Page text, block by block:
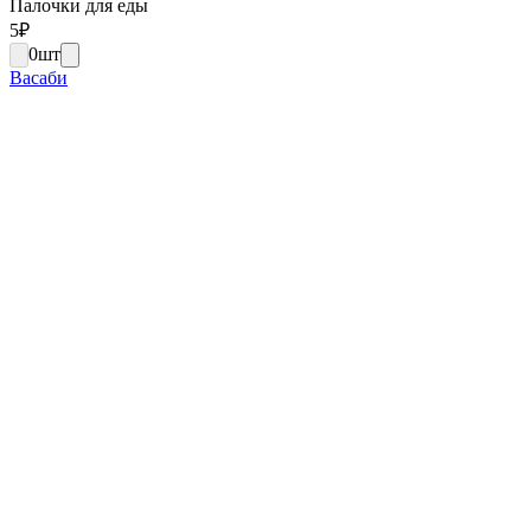
Палочки для еды
5₽
0шт
Васаби